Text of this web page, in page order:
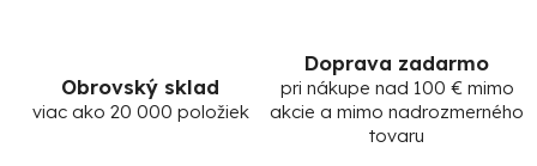
Obrovský sklad
viac ako 20 000 položiek
Doprava zadarmo
pri nákupe nad 100 € mimo
akcie a mimo nadrozmerného
tovaru